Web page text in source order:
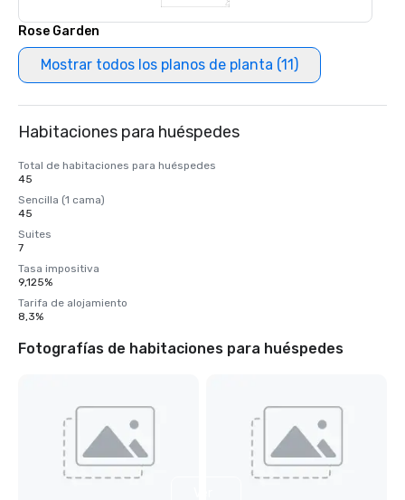
Rose Garden
Mostrar todos los planos de planta (11)
Habitaciones para huéspedes
Total de habitaciones para huéspedes
45
Sencilla (1 cama)
45
Suites
7
Tasa impositiva
9,125%
Tarifa de alojamiento
8,3%
Fotografías de habitaciones para huéspedes